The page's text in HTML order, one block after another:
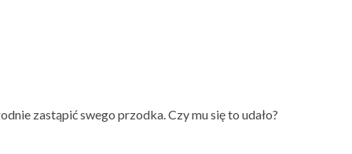
zastąpić swego przodka. Czy mu się to udało?